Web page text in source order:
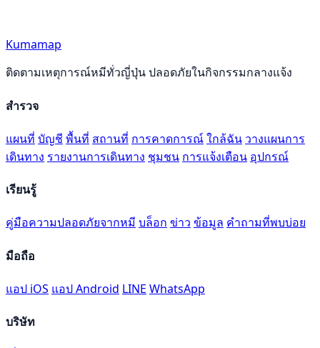
Kumamap
ติดตามเหตุการณ์หมีทั่วญี่ปุ่น ปลอดภัยในกิจกรรมกลางแจ้ง
สำรวจ
แผนที่ บัญชี พื้นที่ สถานที่ การคาดการณ์ใกล้ฉัน วางแผนการ
เดินทาง รายงานการเดินทาง ชุมชน การแจ้งเตือน อุปกรณ์
เรียนรู้
คู่มือความปลอดภัยจากหมี บล็อก ข่าว ข้อมูล คำถามที่พบบ่อย
มือถือ
แอป iOS แอป Android LINE WhatsApp
บริษัท